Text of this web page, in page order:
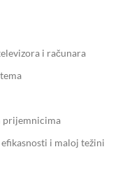
i računara
prijemnicima
i maloj težini